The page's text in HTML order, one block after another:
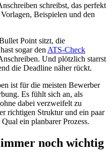
schreibst, das perfekt
Beispielen und den
Point sitzt, die
sogar den ATS-Check
Und plötzlich starrst
die Deadline näher rückt.
ist für die meisten Bewerber
Es fühlt sich an, als
dabei verzweifelt zu
richtigen Struktur und ein paar
ein planbarer Prozess.
noch wichtig